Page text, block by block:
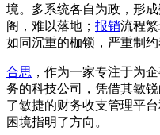
境。多系统各自为政，形
阁，难以落地； 报销流程
如同沉重的枷锁，严重制
合思 ，作为一家专注于为
务的科技公司，凭借其敏
了敏捷的财务收支管理平
困境指明了方向。